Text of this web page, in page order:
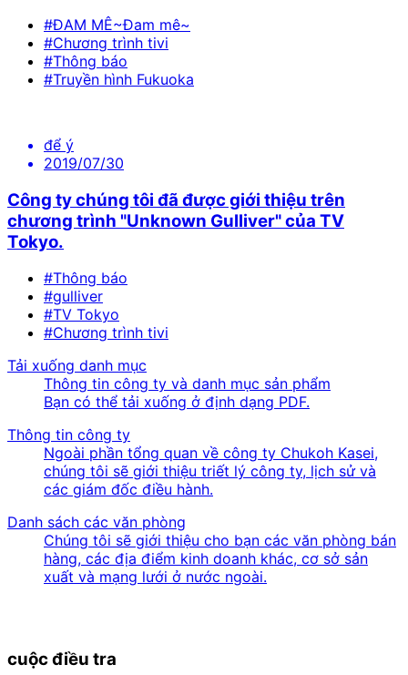
#ĐAM MÊ~Đam mê~
#Chương trình tivi
#Thông báo
#Truyền hình Fukuoka
để ý
2019/07/30
Công ty chúng tôi đã được giới thiệu trên
chương trình "Unknown Gulliver" của TV
Tokyo.
#Thông báo
#gulliver
#TV Tokyo
#Chương trình tivi
Tải xuống danh mục
Thông tin công ty và danh mục sản phẩm
Bạn có thể tải xuống ở định dạng PDF.
Thông tin công ty
Ngoài phần tổng quan về công ty Chukoh Kasei,
chúng tôi sẽ giới thiệu triết lý công ty, lịch sử và
các giám đốc điều hành.
Danh sách các văn phòng
Chúng tôi sẽ giới thiệu cho bạn các văn phòng bán
hàng, các địa điểm kinh doanh khác, cơ sở sản
xuất và mạng lưới ở nước ngoài.
cuộc điều tra